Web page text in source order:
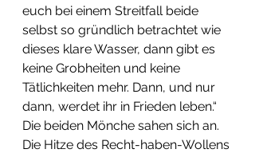
euch bei einem Streitfall beide
selbst so gründlich betrachtet wie
dieses klare Wasser, dann gibt es
keine Grobheiten und keine
Tätlichkeiten mehr. Dann, und nur
dann, werdet ihr in Frieden leben.“
​Die beiden Mönche sahen sich an.
Die Hitze des Recht-haben-Wollens